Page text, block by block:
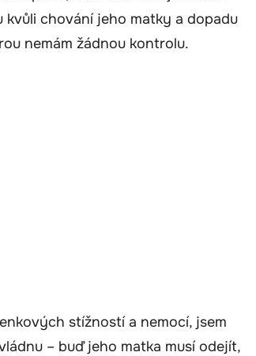
kvůli chování jeho matky a dopadu
nemám žádnou kontrolu.
stížností a nemocí, jsem
– buď jeho matka musí odejít,